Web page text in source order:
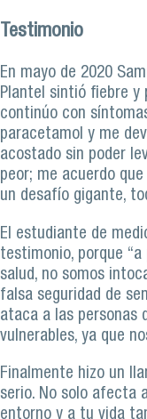
Testimonio
En mayo de 2020
Plantel sintió fiebre y
continúo con
paracetamol y me
acostado sin poder
peor; me acuerdo
un desafío gigante,
El estudiante de
testimonio, porque
salud, no somos
falsa seguridad de
ataca a las personas
vulnerables, ya que
Finalmente hizo un
serio. No solo afecta
entorno y a tu vida